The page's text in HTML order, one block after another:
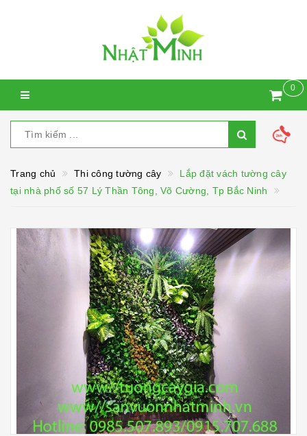
0
Trang chủ Thi công tường cây
Lắp đặt vách tường cây
tại nhà phố số 57 Lý Thần Tông, Võ Cường, Tp Bắc Ninh